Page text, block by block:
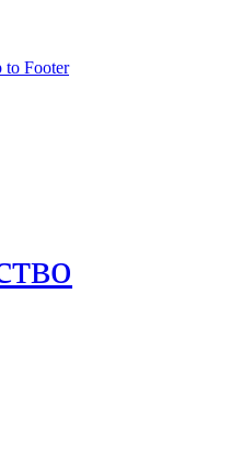
to Footer